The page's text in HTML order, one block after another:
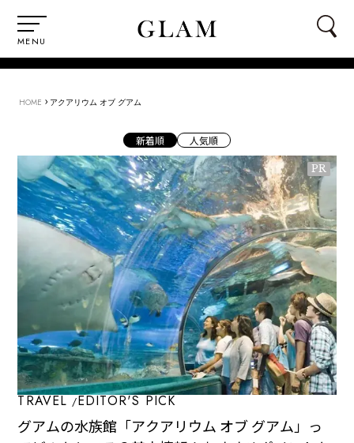
MENU
HOME › アクアリウム オブ グアム
新着順 人気順
PR
TRAVEL EDITOR'S PICK
グアムの水族館「アクアリウム オブ グアム」っ